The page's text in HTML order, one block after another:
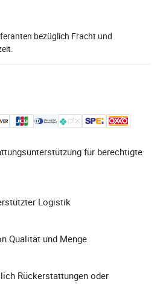
bezüglich Fracht und
für berechtigte
Logistik
Qualität und Menge
Rückerstattungen oder